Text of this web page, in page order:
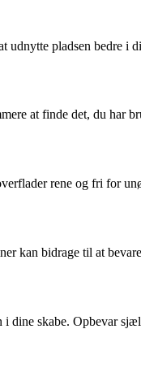
pladsen bedre
at finde det, du har
rene og fri for
kan bidrage til at
dine skabe. Opbevar